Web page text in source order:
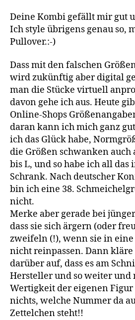
Deine Kombi gefällt mir gut
Ich style übrigens genau so,
Pullover.:-)
Dass mit den falschen
wird zukünftig aber digital
man die Stücke virtuell
davon gehe ich aus. Heute
Online-Shops
daran kann ich mich ganz
ich das Glück habe,
die Größen schwanken auch
bis L, und so habe ich all das
Schrank. Nach deutscher
bin ich eine 38.
nicht.
Merke aber gerade bei
dass sie sich ärgern (oder
zweifeln (!), wenn sie in
nicht reinpassen. Dann
darüber auf, dass es am
Hersteller und so weiter und
Wertigkeit der eigenen Figur
nichts, welche Nummer da
Zettelchen steht!!